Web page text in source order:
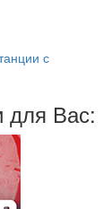
с
для Вас: